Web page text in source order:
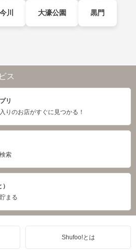
今川 大濠公園 黒門
ス
リ
りのお店がすぐに見つかる！
索
まる
Shufoo!とは